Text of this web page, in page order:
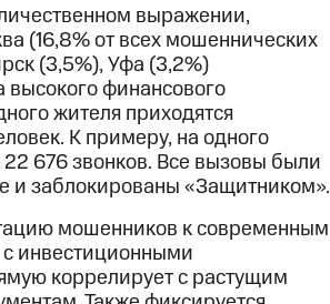
выражении,
(16,8% от всех мошеннических
(3,5%), Уфа (3,2%)
финансового
жителя приходятся
К примеру, на одного
676 звонков. Все вызовы были
и заблокированы «Защитником».
мошенников к современным
инвестиционными
коррелирует с растущим